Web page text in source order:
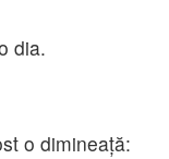
dia.
o dimineaţă: